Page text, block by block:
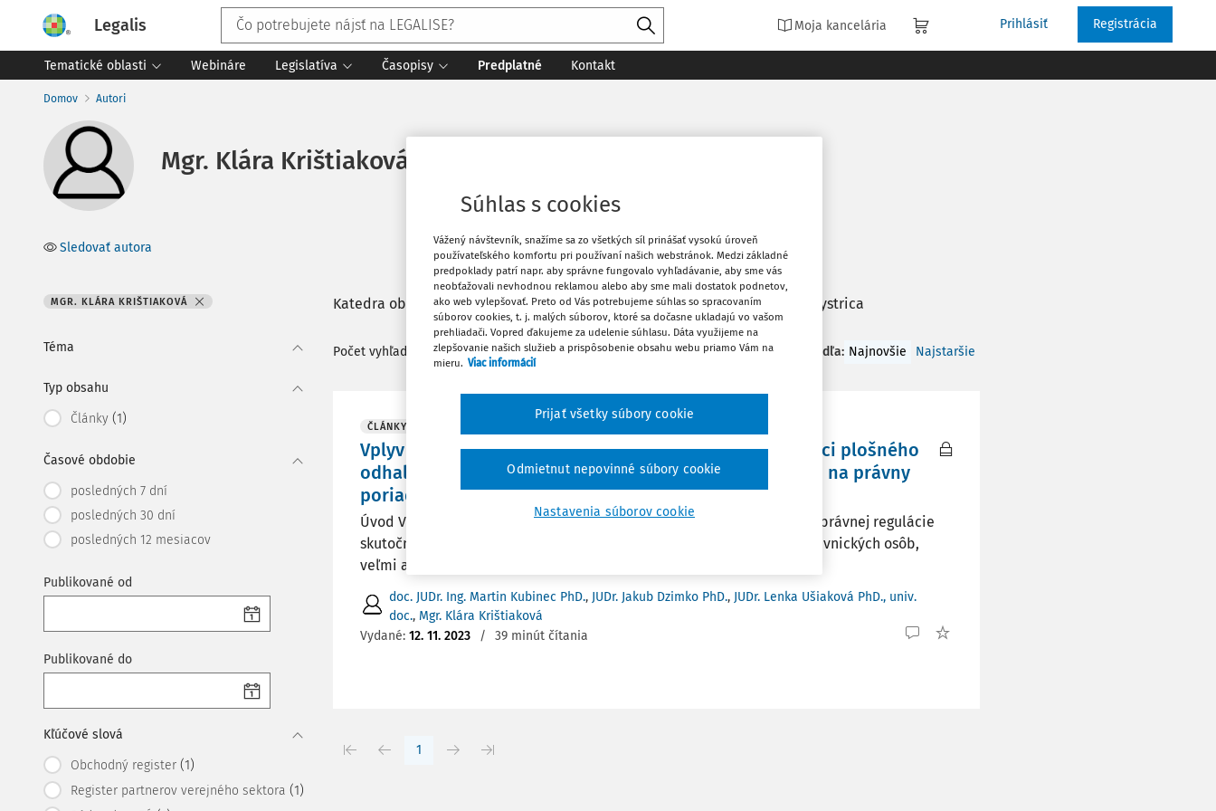
Legalis Moja kancelária Prihlásiť Registrácia
Tematické oblasti Webináre Legislatíva Časopisy Predplatné Kontakt
Domov Autori
Mgr. Klára Krištiaková
Sledovať autora
MGR. KLÁRA KRIŠTIAKOVÁ
Téma
Typ obsahu
Články (1)
Časové obdobie
posledných 7 dní
posledných 30 dní
posledných 12 mesiacov
Publikované od
Publikované do
Kľúčové slová
Obchodný register (1)
Register partnerov verejného sektora (1)
Katedra obchodného a finančného práva, Právnická fakulta UMB Banská Bystrica
Počet vyhľadaných dokumentov: 1 Zoradiť podľa: Najnovšie Najstaršie
ČLÁNKY
Vplyv rozhodnutia Súdneho dvora Európskej únie vo veci plošného
odhaľovania informácií o konečných užívateľoch výhod na právny
poriadok Slovenskej republiky
Úvod Vo všeobecnosti je možné konštatovať, že v súčasnosti je otázka právnej regulácie
skutočného vlastníctva obchodných spoločností či v širšom zmysle právnických osôb,
veľmi aktuálna a neustále naberá na...
doc. JUDr. Ing. Martin Kubinec PhD., JUDr. Jakub Dzimko PhD., JUDr. Lenka Ušiaková PhD., univ.
doc., Mgr. Klára Krištiaková
Vydané: 12. 11. 2023 / 39 minút čítania
1
Súhlas s cookies
Vážený návštevník, snažíme sa zo všetkých síl prinášať vysokú úroveň
používateľského komfortu pri používaní našich webstránok. Medzi základné
predpoklady patrí napr. aby správne fungovalo vyhľadávanie, aby sme vás
neobťažovali nevhodnou reklamou alebo aby sme mali dostatok podnetov,
ako web vylepšovať. Preto od Vás potrebujeme súhlas so spracovaním
súborov cookies, t. j. malých súborov, ktoré sa dočasne ukladajú vo vašom
prehliadači. Vopred ďakujeme za udelenie súhlasu. Dáta využijeme na
zlepšovanie našich služieb a prispôsobenie obsahu webu priamo Vám na
mieru. Viac informácií
Nastavenia súborov cookie
Odmietnut nepovinné súbory cookie
Prijať všetky súbory cookie